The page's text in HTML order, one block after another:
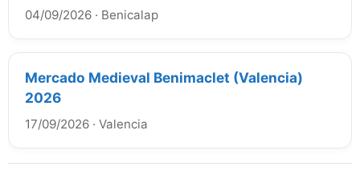
04/09/2026 · Benicalap
Mercado Medieval Benimaclet (Valencia)
2026
17/09/2026 · Valencia